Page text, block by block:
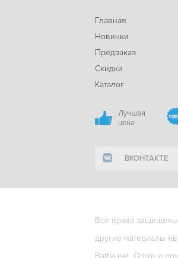
Главная
Новинки
Предзаказ
Скидки
Каталог
Лучшая
цена
ВКОНТАКТЕ
Все права
другие материалы
Battle.net, Origin и